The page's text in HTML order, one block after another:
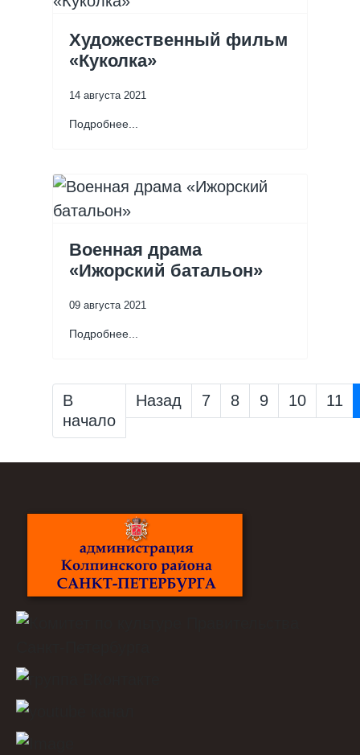
Художественный фильм
«Куколка»
14 августа 2021
Подробнее...
Военная драма
«Ижорский батальон»
09 августа 2021
Подробнее...
В
начало
Назад 7 8 9 10 11